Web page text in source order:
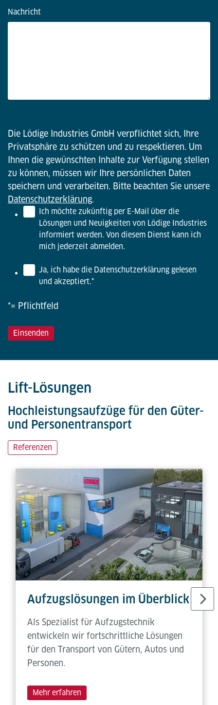
Nachricht
Die Lödige Industries GmbH verpflichtet sich, Ihre
Privatsphäre zu schützen und zu respektieren. Um
Ihnen die gewünschten Inhalte zur Verfügung stellen
zu können, müssen wir Ihre persönlichen Daten
speichern und verarbeiten. Bitte beachten Sie unsere
Datenschutzerklärung.
Ich möchte zukünftig per E-Mail über die
Lösungen und Neuigkeiten von Lödige Industries
informiert werden. Von diesem Dienst kann ich
mich jederzeit abmelden.
Ja, ich habe die Datenschutzerklärung gelesen
und akzeptiert.*
*= Pflichtfeld
Lift-Lösungen
Hochleistungsaufzüge für den Güter-
und Personentransport
Referenzen
Aufzugslösungen im Überblick
Als Spezialist für Aufzugstechnik
entwickeln wir fortschrittliche Lösungen
für den Transport von Gütern, Autos und
Personen.
Mehr erfahren